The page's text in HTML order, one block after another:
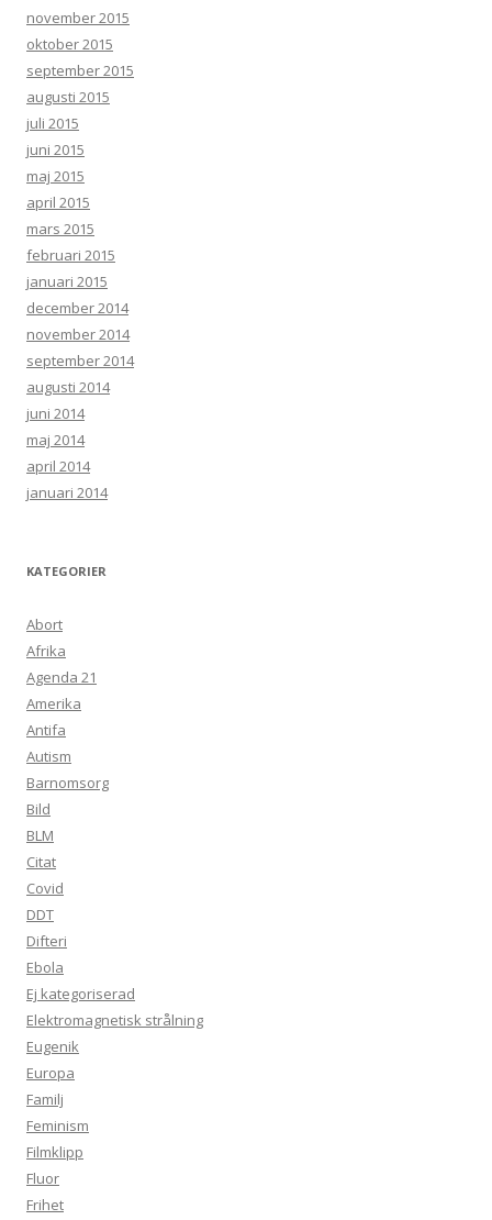
november 2015
oktober 2015
september 2015
augusti 2015
juli 2015
juni 2015
maj 2015
april 2015
mars 2015
februari 2015
januari 2015
december 2014
november 2014
september 2014
augusti 2014
juni 2014
maj 2014
april 2014
januari 2014
KATEGORIER
Abort
Afrika
Agenda 21
Amerika
Antifa
Autism
Barnomsorg
Bild
BLM
Citat
Covid
DDT
Difteri
Ebola
Ej kategoriserad
Elektromagnetisk strålning
Eugenik
Europa
Familj
Feminism
Filmklipp
Fluor
Frihet